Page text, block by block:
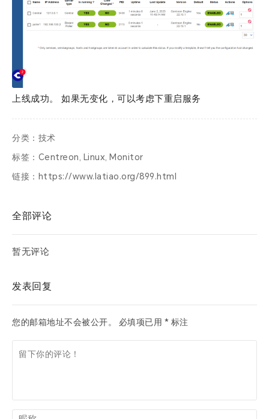
上线成功。 如果无变化，可以考虑下重启服务
分类： 技术
标签： Centreon, Linux, Monitor
链接： https://www.latiao.org/899.html
全部评论
暂无评论
发表回复
您的邮箱地址不会被公开。 必填项已用 * 标注